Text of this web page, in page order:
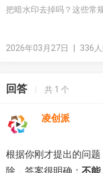
把暗水印去掉吗？这些常
2026年03月27日 336
回答 | 共 1 个
凌创派
根据你刚才提出的问